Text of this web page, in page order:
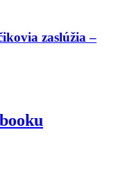
zaslúžia –